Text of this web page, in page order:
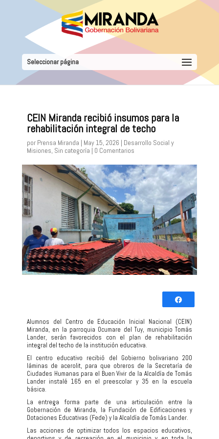
Seleccionar página
CEIN Miranda recibió insumos para la
rehabilitación integral de techo
por Prensa Miranda | May 15, 2026 | Desarrollo Social y
Misiones, Sin categoría | 0 Comentarios
Twittear
0
COMPARTIR
Alumnos del Centro de Educación Inicial Nacional (CEIN)
Miranda, en la parroquia Ocumare del Tuy, municipio Tomás
Lander, serán favorecidos con el plan de rehabilitación
integral del techo de la institución educativa.
El centro educativo recibió del Gobierno bolivariano 200
láminas de acerolit, para que obreros de la Secretaría de
Ciudades Humanas para el Buen Vivir de la Alcaldía de Tomás
Lander instalé 165 en el preescolar y 35 en la escuela
básica.
La entrega forma parte de una articulación entre la
Gobernación de Miranda, la Fundación de Edificaciones y
Dotaciones Educativas (Fede) y la Alcaldía de Tomás Lander.
Las acciones de optimizar todos los espacios educativos,